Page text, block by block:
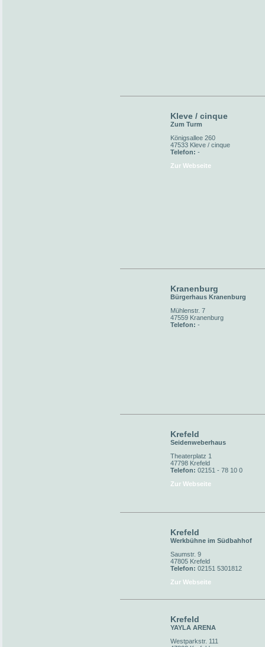
Kleve / cinque
Zum Turm
Königsallee 260
47533 Kleve / cinque
Telefon: -
Zur Webseite
Kranenburg
Bürgerhaus Kranenburg
Mühlenstr. 7
47559 Kranenburg
Telefon: -
Krefeld
Seidenweberhaus
Theaterplatz 1
47798 Krefeld
Telefon: 02151 - 78 10 0
Zur Webseite
Krefeld
Werkbühne im Südbahhof
Saumstr. 9
47805 Krefeld
Telefon: 02151 5301812
Zur Webseite
Krefeld
YAYLA ARENA
Westparkstr. 111